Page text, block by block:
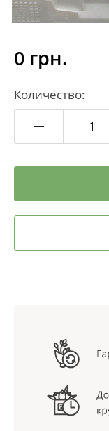
0 грн.
Количество: